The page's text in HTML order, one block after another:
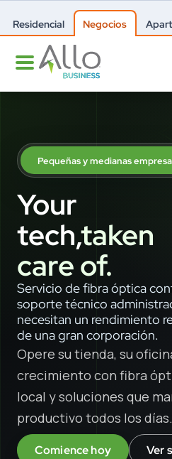
Residencial Negocios
Pequeñas y medianas
Your
tech,taken
care of.
Servicio de fibra óptica
soporte técnico
necesitan un rendimiento
de una gran corporación.
Opere su tienda, su
crecimiento con fibra
local y soluciones que
productivo todos los días.
Comience hoy Ver